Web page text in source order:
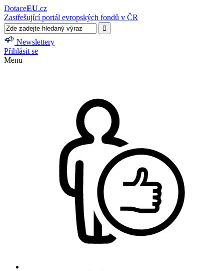
DotaceEU.cz
Zastřešující portál evropských fondů v ČR
Newslettery
Přihlásit se
Menu